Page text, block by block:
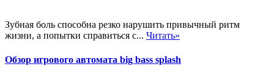
Зубная боль способна резко нарушить привычный ритм
жизни, а попытки справиться с... Читать»
Обзор игрового автомата big bass splash